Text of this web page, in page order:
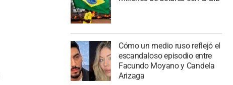
Cómo un medio ruso reflejó el
escandaloso episodio entre
Facundo Moyano y Candela
Arizaga